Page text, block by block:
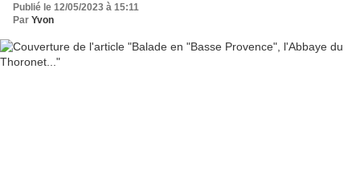
Publié le 12/05/2023 à 15:11
Par Yvon